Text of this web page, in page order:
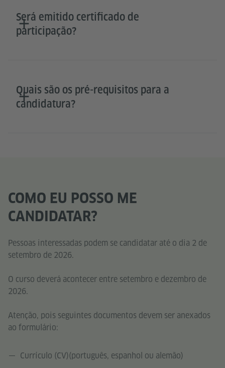
Será emitido certificado de
participação?
Quais são os pré-requisitos para a
candidatura?
COMO EU POSSO ME
CANDIDATAR?
Pessoas interessadas podem se candidatar até o dia 2 de
setembro de 2026.
O curso deverá acontecer entre setembro e dezembro de
2026.
Atenção, pois seguintes documentos devem ser anexados
ao formulário:
Currículo (CV)(português, espanhol ou alemão)